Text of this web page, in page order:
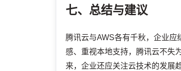
七、总结与建议
腾讯云与AWS各有千秋，企业
感、重视本地支持，腾讯云不失
来，企业还应关注云技术的发展